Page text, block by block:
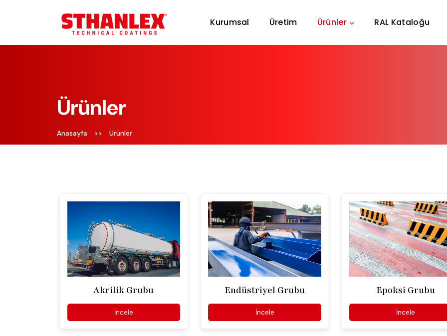
Kurumsal Üretim Ürünler RAL Kataloğu
Ürünler
Anasayfa >> Ürünler
Akrilik Grubu
İncele
Endüstriyel Grubu
İncele
Epoksi Grubu
İncele